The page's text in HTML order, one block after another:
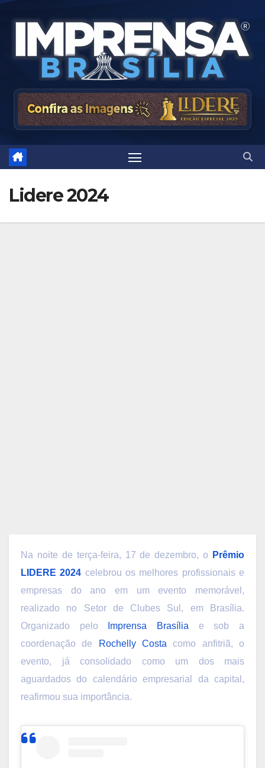
Lidere 2024
Na noite de terça-feira, 17 de dezembro, o
Prêmio
LIDERE 2024 celebrou os melhores profissionais e
empresas do ano em um evento memorável,
realizado no Setor de Clubes Sul, em Brasília.
Organizado pelo
Imprensa Brasília e sob a
coordenação de
Rochelly Costa como anfitriã, o
evento, já consolidado como um dos mais
aguardados do calendário empresarial da capital,
reafirmou sua importância.